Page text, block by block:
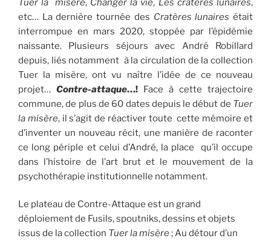
etc… La dernière tournée des Cratères lunaires était
interrompue en mars 2020, stoppée par l’épidémie
naissante. Plusieurs séjours avec André Robillard
depuis, liés notamment à la circulation de la collection
Tuer la misère, ont vu naître l’idée de ce nouveau
projet… Contre-attaque…! Face à cette trajectoire
commune, de plus de 60 dates depuis le début de Tuer
la misère, il s’agit de réactiver toute cette mémoire et
d’inventer un nouveau récit, une manière de raconter
ce long périple et celui d’André, la place qu’il occupe
dans l’histoire de l’art brut et le mouvement de la
psychothérapie institutionnelle notamment.
Le plateau de Contre-Attaque est un grand
déploiement de Fusils, spoutniks, dessins et objets
issus de la collection Tuer la misère; Au détour d’un